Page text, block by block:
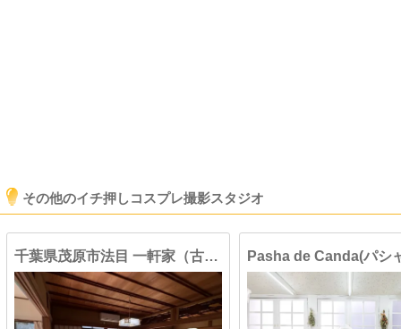
その他のイチ押しコスプレ撮影スタジオ
千葉県茂原市法目 一軒家（古民家）ハウススタジオ①